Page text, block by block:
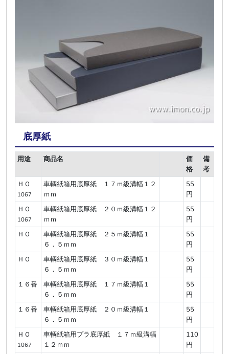
底厚紙
用途 商品名
価
格
備
考
ＨＯ
1067
車輌紙箱用底厚紙 １７ｍ級溝幅１２
ｍｍ
55
円
ＨＯ
1067
車輌紙箱用底厚紙 ２０ｍ級溝幅１２
ｍｍ
55
円
ＨＯ
車輌紙箱用底厚紙 ２５ｍ級溝幅１
６．５ｍｍ
55
円
ＨＯ
車輌紙箱用底厚紙 ３０ｍ級溝幅１
６．５ｍｍ
55
円
１６番
車輌紙箱用底厚紙 １７ｍ級溝幅１
６．５ｍｍ
55
円
１６番
車輌紙箱用底厚紙 ２０ｍ級溝幅１
６．５ｍｍ
55
円
ＨＯ
1067
車輌紙箱用プラ底厚紙 １７ｍ級溝幅
１２ｍｍ
110
円